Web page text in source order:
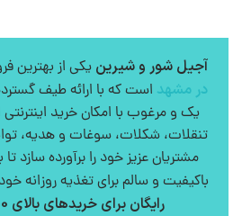
آجیل شور و شیرین یکی از بهترین
در مشهد است که با ارائه طیف
یک و مرغوب با امکان خرید
تنقلات، شکلات، سوغات و هدیه،
مشتریان عزیز خود را برآورده سازد
باکیفیت و سالم برای تغذیه روزانه
رایگان برای خریدهای بالای 900هزار تومان)